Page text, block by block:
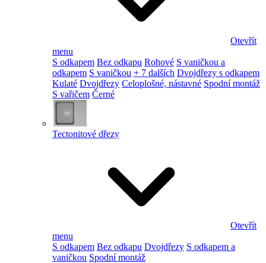
Otevřít
menu
S odkapem Bez odkapu Rohové S vaničkou a
odkapem S vaničkou + 7 dalších Dvojdřezy s odkapem
Kulaté Dvojdřezy Celoplošné, nástavné Spodní montáž
S vařičem Černé
Tectonitové dřezy
Otevřít
menu
S odkapem Bez odkapu Dvojdřezy S odkapem a
vaničkou Spodní montáž